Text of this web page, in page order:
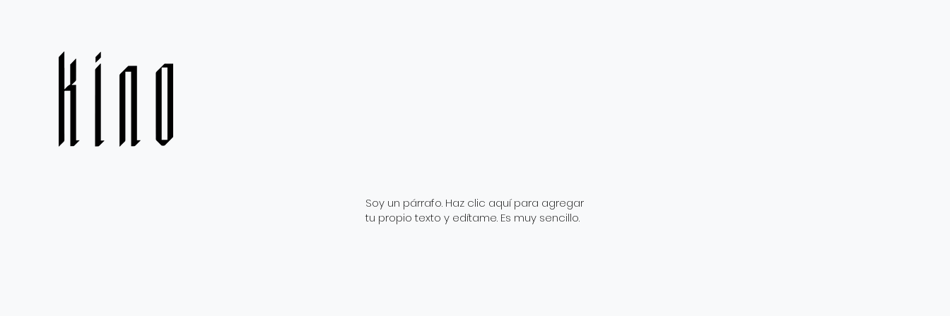
Soy un párrafo. Haz clic aquí para agregar
tu propio texto y edítame. Es muy sencillo.